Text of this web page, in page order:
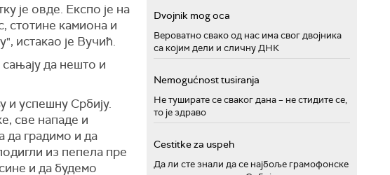
је овде. Експо је на
стотине камиона и
истакао је Вучић.
да нешто и
и успешну Србију.
све нападе и
да градимо и да
из пепела пре
и да будемо
Dvojnik mog oca
Вероватно свако од нас има свог двојника
са којим дели и сличну ДНК
Nemogućnost tusiranja
Не туширате се сваког дана – не стидите се,
то је здраво
Cestitke za uspeh
Да ли сте знали да се најбоље грамофонске